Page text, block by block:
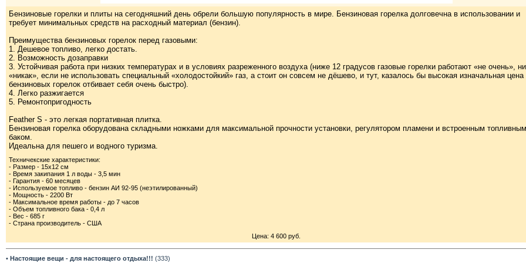
Бензиновые горелки и плиты на сегодняшний день обрели большую популярность в мире. Бензиновая горелка долговечна в использовании и
требует минимальных средств на расходный материал (бензин).
Преимущества бензиновых горелок перед газовыми:
1. Дешевое топливо, легко достать.
2. Возможность дозаправки
3. Устойчивая работа при низких температурах и в условиях разреженного воздуха (ниже 12 градусов газовые горелки работают «не очень»,
«никак», если не использовать специальный «холодостойкий» газ, а стоит он совсем не дёшево, и тут, казалось бы высокая изначальная цена
бензиновых горелок отбивает себя очень быстро).
4. Легко разжигается
5. Ремонтопригодность
Feather S - это легкая портативная плитка.
Бензиновая горелка оборудована складными ножками для максимальной прочности установки, регулятором пламени и встроенным топливным
баком.
Идеальна для пешего и водного туризма.
Техничекские характеристики:
- Размер - 15х12 см
- Время закипания 1 л воды - 3,5 мин
- Гарантия - 60 месяцев
- Используемое топливо - бензин АИ 92-95 (неэтилированный)
- Мощность - 2200 Вт
- Максимальное время работы - до 7 часов
- Объем топливного бака - 0,4 л
- Вес - 685 г
- Страна производитель - США
Цена: 4 600 руб.
• Настоящие вещи - для настоящего отдыха!!! (333)